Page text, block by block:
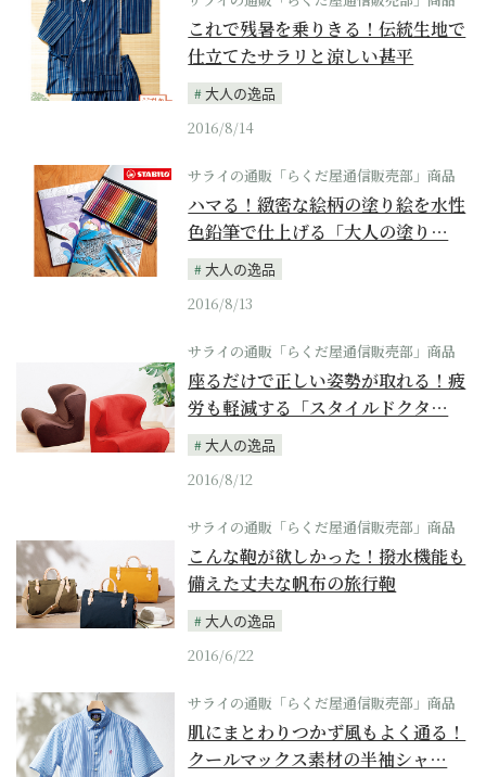
これで残暑を乗りきる！伝統生地で
仕立てたサラリと涼しい甚平
大人の逸品
2016/8/14
サライの通販「らくだ屋通信販売部」商品
ハマる！緻密な絵柄の塗り絵を水性
色鉛筆で仕上げる「大人の塗り…
大人の逸品
2016/8/13
サライの通販「らくだ屋通信販売部」商品
座るだけで正しい姿勢が取れる！疲
労も軽減する「スタイルドクタ…
大人の逸品
2016/8/12
サライの通販「らくだ屋通信販売部」商品
こんな鞄が欲しかった！撥水機能も
備えた丈夫な帆布の旅行鞄
大人の逸品
2016/6/22
サライの通販「らくだ屋通信販売部」商品
肌にまとわりつかず風もよく通る！
クールマックス素材の半袖シャ…